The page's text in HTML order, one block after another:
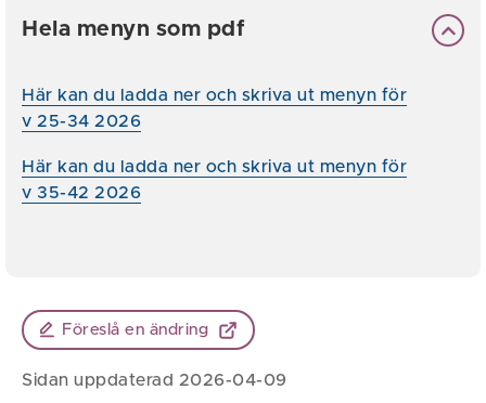
Hela menyn som pdf
Här kan du ladda ner och skriva ut menyn för
v 25-34 2026
Här kan du ladda ner och skriva ut menyn för
v 35-42 2026
Föreslå en ändring
Sidan uppdaterad 2026-04-09